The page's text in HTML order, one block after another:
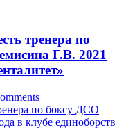
тренера по
Г.В. 2021